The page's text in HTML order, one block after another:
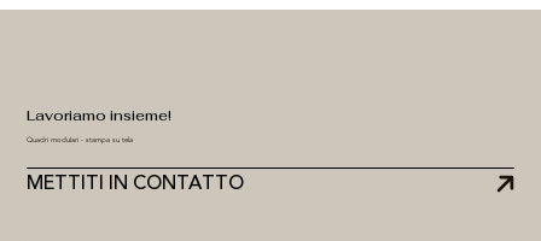
METTITI IN CONTATTO
Quadri modulari - stampa su tela
Lavoriamo insieme!